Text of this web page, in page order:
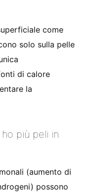
come
solo sulla pelle
di calore
la
più peli in
(aumento di
possono